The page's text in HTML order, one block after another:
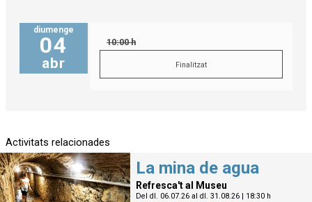
diumenge
04
abr
10:00 h
Finalitzat
Activitats relacionades
La mina de agua
Refresca't al Museu
Del dl. 06.07.26al dl. 31.08.26| 18:30 h